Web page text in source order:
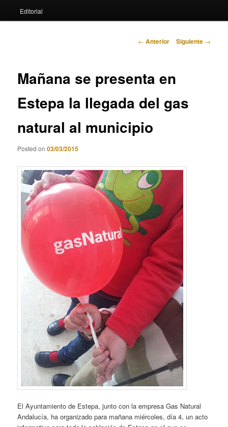
Editorial
Navegación
← Anterior Siguiente →
Mañana se presenta en
Estepa la llegada del gas
natural al municipio
Posted on03/03/2015
El Ayuntamiento de Estepa, junto con la empresa Gas Natural
Andalucía, ha organizado para mañana miércoles, día 4, un acto